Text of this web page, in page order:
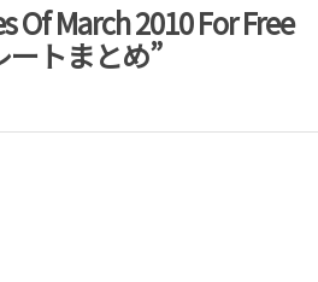
Of March 2010 For Free
トまとめ”